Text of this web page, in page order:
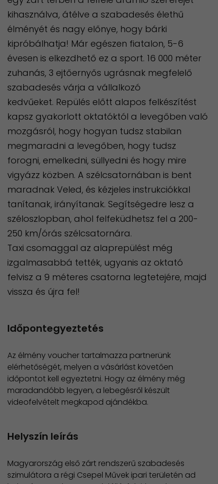
kihasználva, átélve a szabadesés élethű
élményét és nagy előnye, hogy bárki
kipróbálhatja! Már egészen fiatalon, 5-6
évesen is elkezdhető ez a sport. 16 000 méter
zuhanás, 3 ejtőernyős ugrásnak megfelelő
szabadesés várja a vállalkozó
kedvűeket. Repülés előtt alapos felkészítést
kapsz gyakorlott oktatóktól a levegőben való
mozgásról, hogy hogyan tudsz stabilan
megmaradni a levegőben, hogy tudsz
forogni, emelkedni, süllyedni és hogy mire
vigyázz közben. A szélcsatornában is bent
maradnak Veled, és kézjeles instrukciókkal
tanítanak, irányítanak. Segítségedre lesz a
széloszlopban, ahol felfeküdhetsz fel a 200-
250 km/órás szélcsatornára.
Taxi csomaggal az alaprepülést még
izgalmasabbá tették, ugyanis az oktató
felvisz a 9 méteres csatorna legtetejére, majd
vissza és újra fel! ​
Időpontegyeztetés
Az élmény voucher tartalmazza partnerünk
elérhetőségét, melyen a vásárlást követően
időpontot kell egyeztetni. Hogy az élmény még
maradandóbb legyen, a lebegésről készült
videofelvételt megkapod ajándékba.
Helyszín leírás
Magyarország első zárt rendszerű szabadesés
szimulátora a régi Csepel Művek ipari területén ad